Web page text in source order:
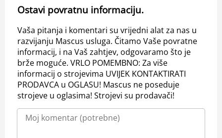
Ostavi povratnu informaciju.
Vaša pitanja i komentari su vrijedni alat za nas u
razvijanju Mascus usluga. Čitamo Vaše povratne
informacij, i na Vaš zahtjev, odgovaramo što je
brže moguće. VRLO POMEMBNO: Za više
informacij o strojevima UVIJEK KONTAKTIRATI
PRODAVCA u OGLASU! Mascus ne poseduje
strojeve u oglasima! Strojevi su prodavači!